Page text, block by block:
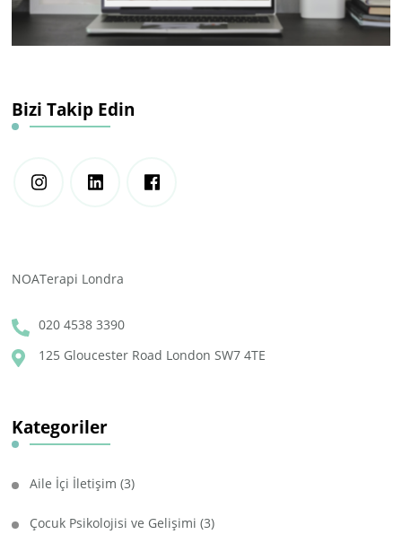
Bizi Takip Edin
NOATerapi Londra
020 4538 3390
125 Gloucester Road London SW7 4TE
Kategoriler
Aile İçi İletişim (3)
Çocuk Psikolojisi ve Gelişimi (3)